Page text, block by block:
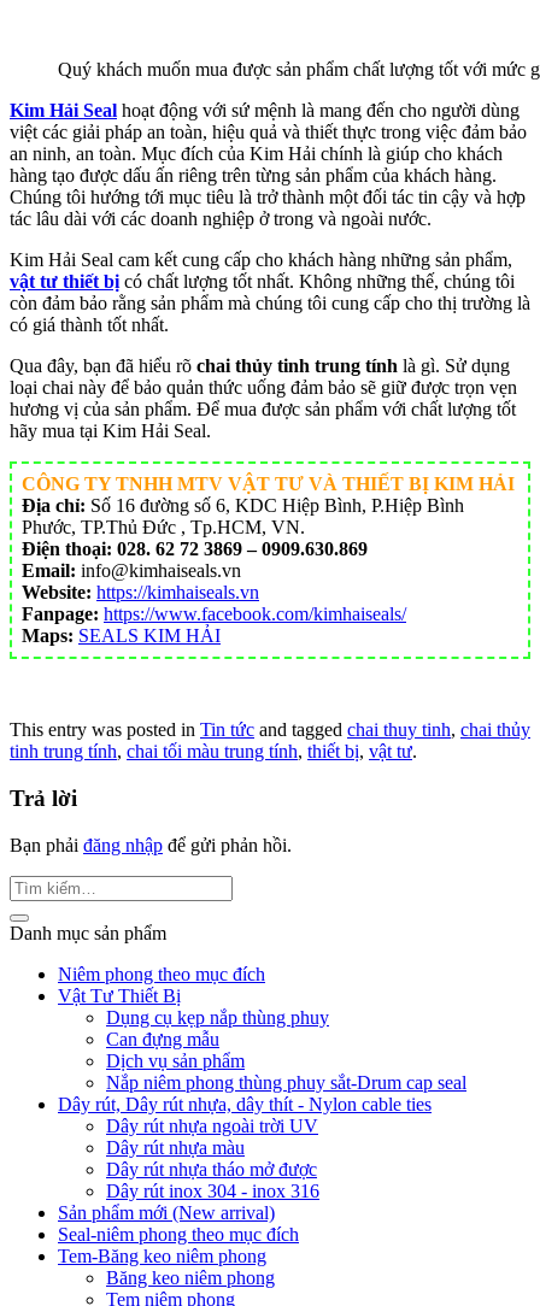
Quý khách muốn mua được sản phẩm chất lượng tốt với mức
Kim Hải Seal hoạt động với sứ mệnh là mang đến cho người dùng
việt các giải pháp an toàn, hiệu quả và thiết thực trong việc đảm bảo
an ninh, an toàn. Mục đích của Kim Hải chính là giúp cho khách
hàng tạo được dấu ấn riêng trên từng sản phẩm của khách hàng.
Chúng tôi hướng tới mục tiêu là trở thành một đối tác tin cậy và hợp
tác lâu dài với các doanh nghiệp ở trong và ngoài nước.
Kim Hải Seal cam kết cung cấp cho khách hàng những sản phẩm,
vật tư thiết bị có chất lượng tốt nhất. Không những thế, chúng tôi
còn đảm bảo rằng sản phẩm mà chúng tôi cung cấp cho thị trường là
có giá thành tốt nhất.
Qua đây, bạn đã hiểu rõ chai thủy tinh trung tính là gì. Sử dụng
loại chai này để bảo quản thức uống đảm bảo sẽ giữ được trọn vẹn
hương vị của sản phẩm. Để mua được sản phẩm với chất lượng tốt
hãy mua tại Kim Hải Seal.
CÔNG TY TNHH MTV VẬT TƯ VÀ THIẾT BỊ KIM HẢI
Địa chỉ: Số 16 đường số 6, KDC Hiệp Bình, P.Hiệp Bình
Phước, TP.Thủ Đức , Tp.HCM, VN.
Điện thoại: 028. 62 72 3869 – 0909.630.869
Email: info@kimhaiseals.vn
Website: https://kimhaiseals.vn
Fanpage: https://www.facebook.com/kimhaiseals/
Maps: SEALS KIM HẢI
This entry was posted in Tin tức and tagged chai thuy tinh, chai thủy
tinh trung tính, chai tối màu trung tính, thiết bị, vật tư.
Trả lời
Bạn phải đăng nhập để gửi phản hồi.
Danh mục sản phẩm
Niêm phong theo mục đích
Vật Tư Thiết Bị
Dụng cụ kẹp nắp thùng phuy
Can đựng mẫu
Dịch vụ sản phẩm
Nắp niêm phong thùng phuy sắt-Drum cap seal
Dây rút, Dây rút nhựa, dây thít - Nylon cable ties
Dây rút nhựa ngoài trời UV
Dây rút nhựa màu
Dây rút nhựa tháo mở được
Dây rút inox 304 - inox 316
Sản phẩm mới (New arrival)
Seal-niêm phong theo mục đích
Tem-Băng keo niêm phong
Băng keo niêm phong
Tem niêm phong